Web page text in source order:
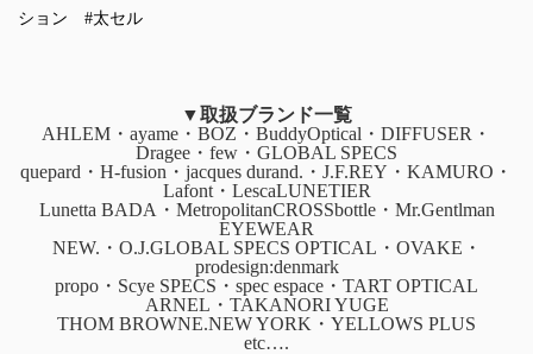
ション
#太セル
▼取扱ブランド一覧
AHLEM・ayame・BOZ・BuddyOptical・DIFFUSER・
Dragee・few・GLOBAL SPECS
quepard・H-fusion・jacques durand.・J.F.REY・KAMURO・
Lafont・LescaLUNETIER
Lunetta BADA・MetropolitanCROSSbottle・Mr.Gentlman
EYEWEAR
NEW.・O.J.GLOBAL SPECS OPTICAL・OVAKE・
prodesign:denmark
propo・Scye SPECS・spec espace・TART OPTICAL
ARNEL・TAKANORI YUGE
THOM BROWNE.NEW YORK・YELLOWS PLUS
etc….